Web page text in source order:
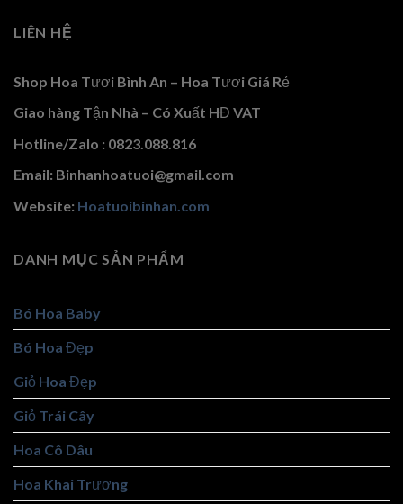
LIÊN HỆ
Shop Hoa Tươi Bình An – Hoa Tươi Giá Rẻ
Giao hàng Tận Nhà – Có Xuất HĐ VAT
Hotline/Zalo : 0823.088.816
Email: Binhanhoatuoi@gmail.com
Website: Hoatuoibinhan.com
DANH MỤC SẢN PHẨM
Bó Hoa Baby
Bó Hoa Đẹp
Giỏ Hoa Đẹp
Giỏ Trái Cây
Hoa Cô Dâu
Hoa Khai Trương